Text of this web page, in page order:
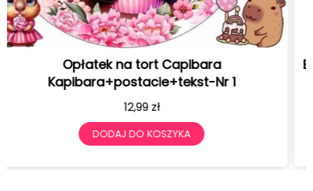
BALONY URODZINOWE Z NADRUKIEM LABUBU 12
SZTUK 30 CM
19,99
DODAJ DO KOSZYKA